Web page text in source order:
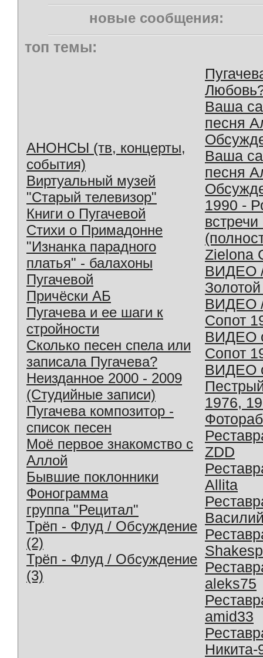
новые сообщения:
топ темы:
АНОНСЫ (тв, концерты,
события)
Виртуальный музей
"Старый телевизор"
Книги о Пугачевой
Стихи о Примадонне
"Изнанка парадного
платья" - балахоны
Пугачевой
Причёски АБ
Пугачева и ее шаги к
стройности
Сколько песен спела или
записала Пугачева?
Неизданное 2000 - 2009
(Студийные записи)
Пугачева композитор -
список песен
Моё первое знакомство с
Аллой
Бывшие поклонники
Фонограмма
группа "Рецитал"
Трёп - Флуд / Обсуждение
(2)
Трёп - Флуд / Обсуждение
(3)
Ваша
песня
Ваша
песня
1990 -
Zielona
ВИДЕО
ВИДЕО
Сопот
ВИДЕО
Сопот
ВИДЕО
1976,
ZDD
Allita
aleks75
amid33
Никита-